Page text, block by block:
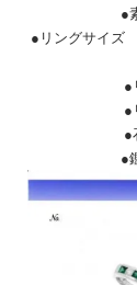
●リングサイズ
●